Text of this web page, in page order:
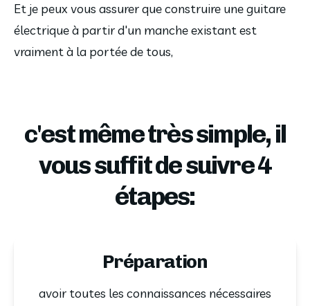
Et je peux vous assurer que construire une guitare
électrique à partir d'un manche existant est
vraiment à la portée de tous,
c'est même très simple, il
vous suffit de suivre 4
étapes:
Préparation
avoir toutes les connaissances nécessaires